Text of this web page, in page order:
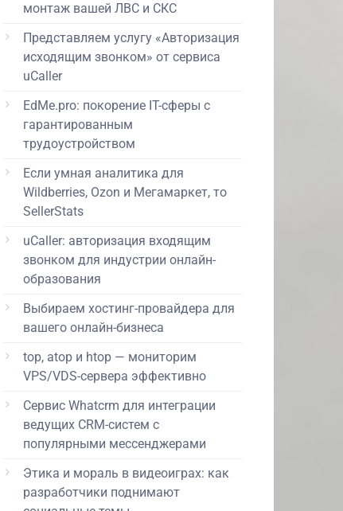
монтаж вашей ЛВС и СКС
Представляем услугу «Авторизация
исходящим звонком» от сервиса
uCaller
EdMe.pro: покорение IT-сферы с
гарантированным
трудоустройством
Если умная аналитика для
Wildberries, Ozon и Мегамаркет, то
SellerStats
uCaller: авторизация входящим
звонком для индустрии онлайн-
образования
Выбираем хостинг-провайдера для
вашего онлайн-бизнеса
top, atop и htop — мониторим
VPS/VDS-сервера эффективно
Сервис Whatcrm для интеграции
ведущих CRM-систем с
популярными мессенджерами
Этика и мораль в видеоиграх: как
разработчики поднимают